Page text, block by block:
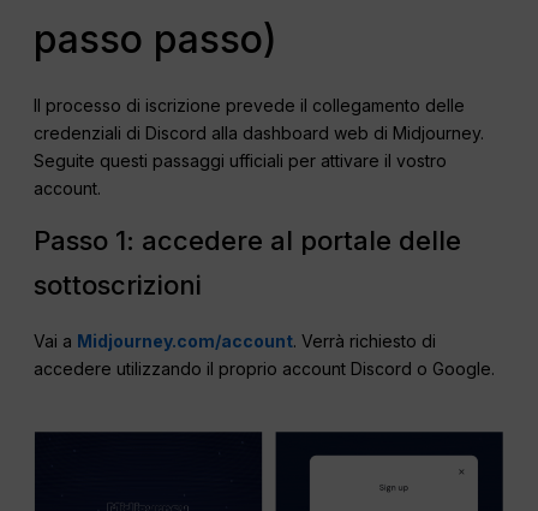
passo passo)
Il processo di iscrizione prevede il collegamento delle
credenziali di Discord alla dashboard web di Midjourney.
Seguite questi passaggi ufficiali per attivare il vostro
account.
Passo 1: accedere al portale delle
sottoscrizioni
Vai a Midjourney.com/account. Verrà richiesto di
accedere utilizzando il proprio account Discord o Google.